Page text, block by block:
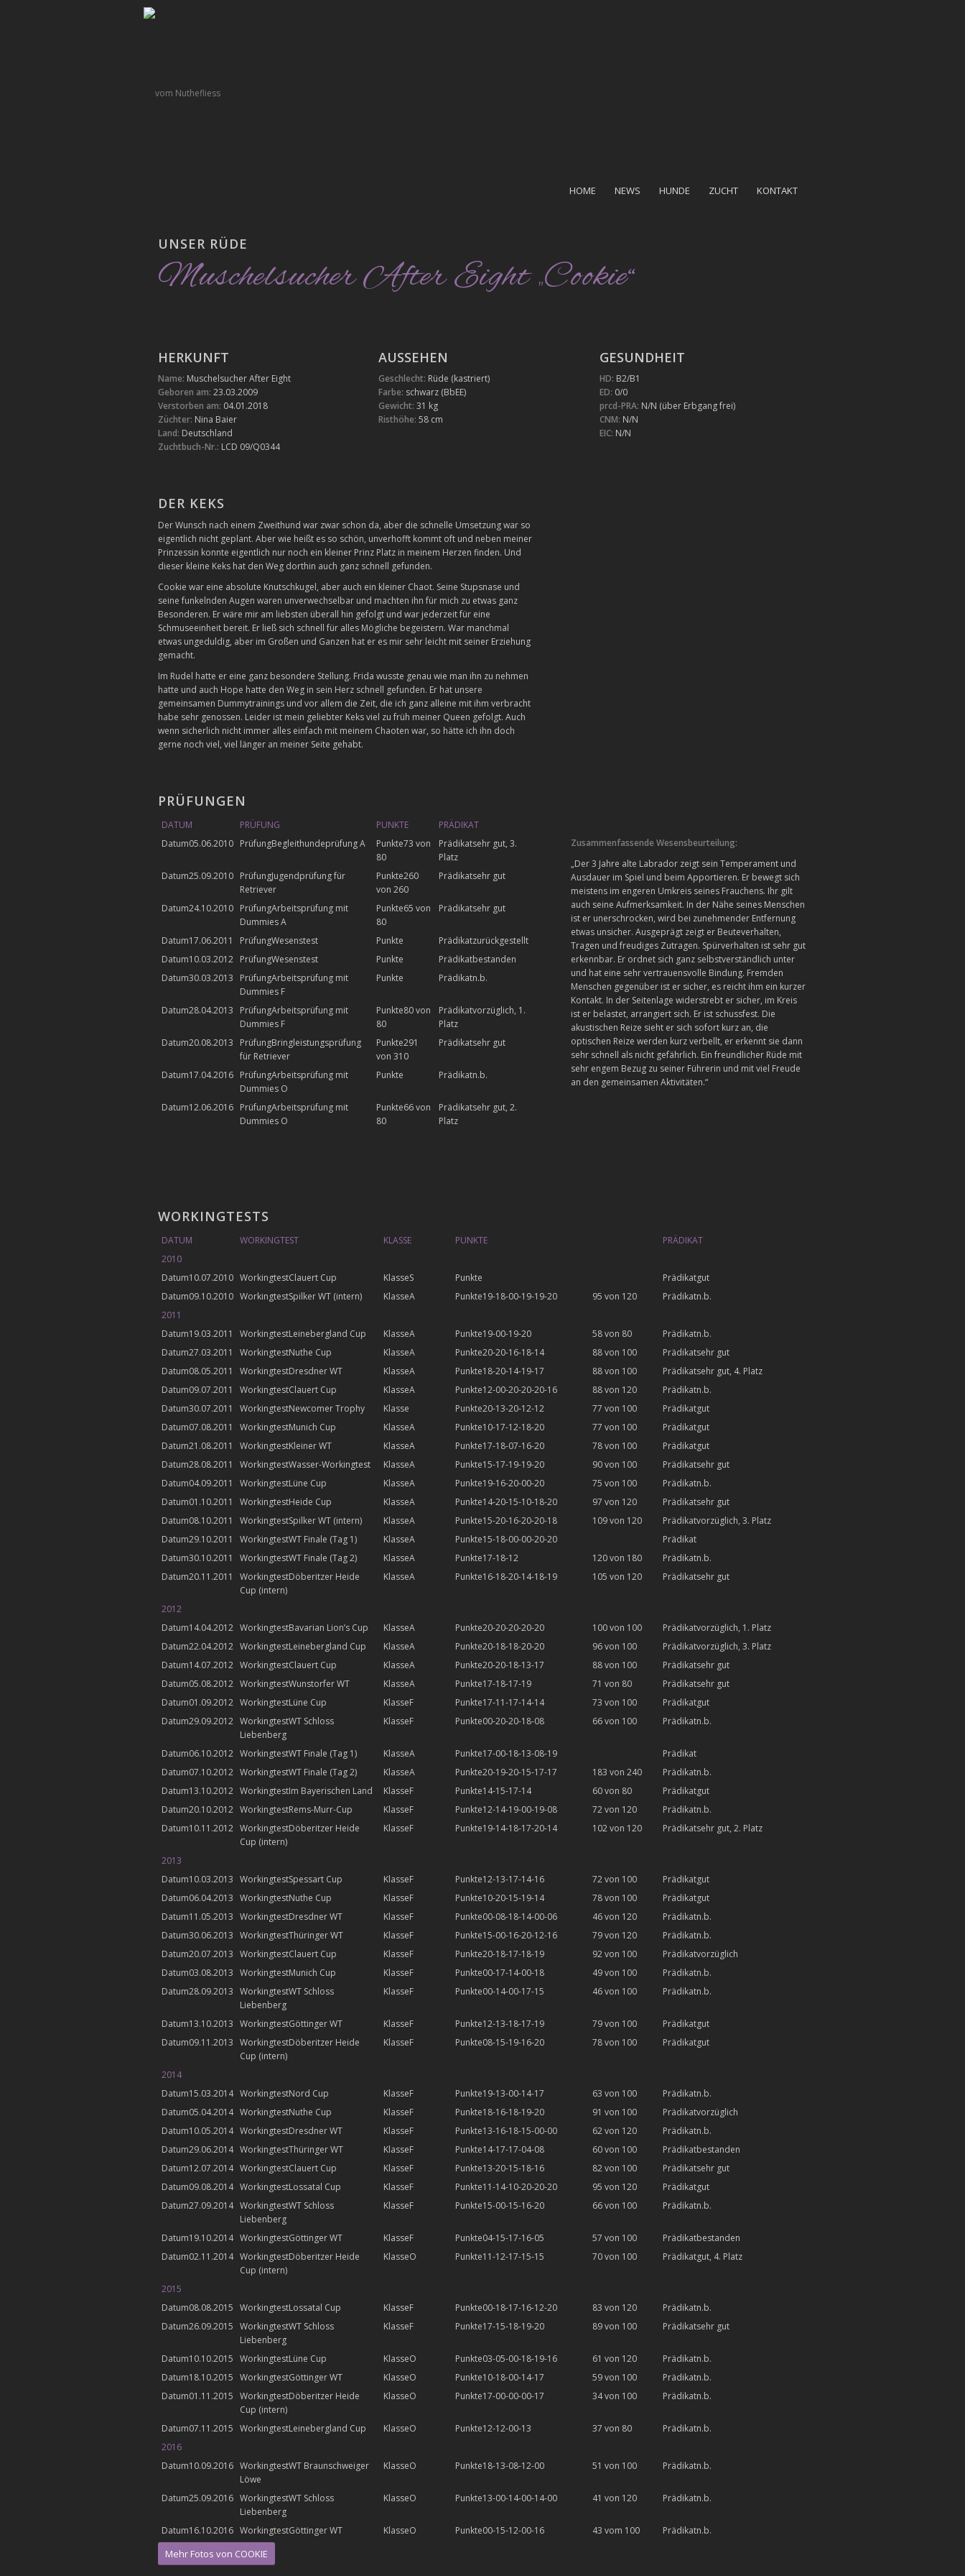
HOME NEWS HUNDE ZUCHT KONTAKT
UNSER RÜDE
Muschelsucher After Eight „Cookie“
HERKUNFT
Name: Muschelsucher After Eight
Geboren am: 23.03.2009
Verstorben am: 04.01.2018
Züchter: Nina Baier
Land: Deutschland
Zuchtbuch-Nr.: LCD 09/Q0344
AUSSEHEN
Geschlecht: Rüde (kastriert)
Farbe: schwarz (BbEE)
Gewicht: 31 kg
Risthöhe: 58 cm
GESUNDHEIT
HD: B2/B1
ED: 0/0
prcd-PRA: N/N (über Erbgang frei)
CNM: N/N
EIC: N/N
DER KEKS
Der Wunsch nach einem Zweithund war zwar schon da, aber die schnelle Umsetzung war so
eigentlich nicht geplant. Aber wie heißt es so schön, unverhofft kommt oft und neben meiner
Prinzessin konnte eigentlich nur noch ein kleiner Prinz Platz in meinem Herzen finden. Und
dieser kleine Keks hat den Weg dorthin auch ganz schnell gefunden.
Cookie war eine absolute Knutschkugel, aber auch ein kleiner Chaot. Seine Stupsnase und
seine funkelnden Augen waren unverwechselbar und machten ihn für mich zu etwas ganz
Besonderen. Er wäre mir am liebsten überall hin gefolgt und war jederzeit für eine
Schmuseeinheit bereit. Er ließ sich schnell für alles Mögliche begeistern. War manchmal
etwas ungeduldig, aber im Großen und Ganzen hat er es mir sehr leicht mit seiner Erziehung
gemacht.
Im Rudel hatte er eine ganz besondere Stellung. Frida wusste genau wie man ihn zu nehmen
hatte und auch Hope hatte den Weg in sein Herz schnell gefunden. Er hat unsere
gemeinsamen Dummytrainings und vor allem die Zeit, die ich ganz alleine mit ihm verbracht
habe sehr genossen. Leider ist mein geliebter Keks viel zu früh meiner Queen gefolgt. Auch
wenn sicherlich nicht immer alles einfach mit meinem Chaoten war, so hätte ich ihn doch
gerne noch viel, viel länger an meiner Seite gehabt.
PRÜFUNGEN
DATUM PRÜFUNG PUNKTE
PRÄDIKAT
05.06.2010
Begleithundeprüfung A
73 von
80
sehr gut, 3.
Platz
25.09.2010
Jugendprüfung für
Retriever
260
von 260
sehr gut
24.10.2010
Arbeitsprüfung mit
Dummies A
65 von
80
sehr gut
17.06.2011 Wesenstest
zurückgestellt
10.03.2012
Wesenstest
bestanden
30.03.2013
Arbeitsprüfung mit
Dummies F
n.b.
28.04.2013
Arbeitsprüfung mit
Dummies F
80 von
80
vorzüglich, 1.
Platz
20.08.2013
Bringleistungsprüfung
für Retriever
291
von 310
sehr gut
17.04.2016
Arbeitsprüfung mit
Dummies O
n.b.
12.06.2016
Arbeitsprüfung mit
Dummies O
66 von
80
sehr gut, 2.
Platz
Zusammenfassende Wesensbeurteilung:
„Der 3 Jahre alte Labrador zeigt sein Temperament und
Ausdauer im Spiel und beim Apportieren. Er bewegt sich
meistens im engeren Umkreis seines Frauchens. Ihr gilt
auch seine Aufmerksamkeit. In der Nähe seines Menschen
ist er unerschrocken, wird bei zunehmender Entfernung
etwas unsicher. Ausgeprägt zeigt er Beuteverhalten,
Tragen und freudiges Zutragen. Spürverhalten ist sehr gut
erkennbar. Er ordnet sich ganz selbstverständlich unter
und hat eine sehr vertrauensvolle Bindung. Fremden
Menschen gegenüber ist er sicher, es reicht ihm ein kurzer
Kontakt. In der Seitenlage widerstrebt er sicher, im Kreis
ist er belastet, arrangiert sich. Er ist schussfest. Die
akustischen Reize sieht er sich sofort kurz an, die
optischen Reize werden kurz verbellt, er erkennt sie dann
sehr schnell als nicht gefährlich. Ein freundlicher Rüde mit
sehr engem Bezug zu seiner Führerin und mit viel Freude
an den gemeinsamen Aktivitäten.“
WORKINGTESTS
DATUM WORKINGTEST KLASSE PUNKTE
PRÄDIKAT
2010
10.07.2010
Clauert Cup S
gut
09.10.2010
Spilker WT (intern) A 19-18-00-19-19-20 95 von 120
n.b.
2011
19.03.2011
Leinebergland Cup A 19-00-19-20 58 von 80
n.b.
27.03.2011
Nuthe Cup A 20-20-16-18-14 88 von 100
sehr gut
08.05.2011
Dresdner WT A 18-20-14-19-17 88 von 100
sehr gut, 4. Platz
09.07.2011
Clauert Cup A 12-00-20-20-20-16 88 von 120
n.b.
30.07.2011
Newcomer Trophy 20-13-20-12-12 77 von 100
gut
07.08.2011
Munich Cup A 10-17-12-18-20 77 von 100
gut
21.08.2011
Kleiner WT A 17-18-07-16-20 78 von 100
gut
28.08.2011
Wasser-Workingtest A 15-17-19-19-20 90 von 100
sehr gut
04.09.2011
Lüne Cup A 19-16-20-00-20 75 von 100
n.b.
01.10.2011
Heide Cup A 14-20-15-10-18-20 97 von 120
sehr gut
08.10.2011
Spilker WT (intern) A 15-20-16-20-20-18 109 von 120
vorzüglich, 3. Platz
29.10.2011
WT Finale (Tag 1) A
15-18-00-00-20-20
30.10.2011
WT Finale (Tag 2) A 17-18-12 120 von 180
n.b.
20.11.2011
Döberitzer Heide
Cup (intern)
A 16-18-20-14-18-19 105 von 120 sehr gut
2012
14.04.2012
Bavarian Lion’s Cup A 20-20-20-20-20 100 von 100
vorzüglich, 1. Platz
22.04.2012
Leinebergland Cup A 20-18-18-20-20 96 von 100
vorzüglich, 3. Platz
14.07.2012
Clauert Cup A 20-20-18-13-17 88 von 100
sehr gut
05.08.2012
Wunstorfer WT A 17-18-17-19 71 von 80
sehr gut
01.09.2012
Lüne Cup F 17-11-17-14-14 73 von 100
gut
29.09.2012
WT Schloss
Liebenberg
F 00-20-20-18-08 66 von 100 n.b.
06.10.2012 WT Finale (Tag 1) A
17-00-18-13-08-19
07.10.2012
WT Finale (Tag 2) A 20-19-20-15-17-17 183 von 240
n.b.
13.10.2012
Im Bayerischen Land F 14-15-17-14 60 von 80
gut
20.10.2012
Rems-Murr-Cup F 12-14-19-00-19-08 72 von 120
n.b.
10.11.2012
Döberitzer Heide
Cup (intern)
F 19-14-18-17-20-14 102 von 120 sehr gut, 2. Platz
2013
10.03.2013
Spessart Cup F 12-13-17-14-16 72 von 100
gut
06.04.2013
Nuthe Cup F 10-20-15-19-14 78 von 100
gut
11.05.2013
Dresdner WT F 00-08-18-14-00-06 46 von 120
n.b.
30.06.2013
Thüringer WT F 15-00-16-20-12-16 79 von 120
n.b.
20.07.2013
Clauert Cup F 20-18-17-18-19 92 von 100
vorzüglich
03.08.2013
Munich Cup F 00-17-14-00-18 49 von 100
n.b.
28.09.2013
WT Schloss
Liebenberg
F 00-14-00-17-15 46 von 100 n.b.
13.10.2013 Göttinger WT F 12-13-18-17-19 79 von 100
gut
09.11.2013
Döberitzer Heide
Cup (intern)
F 08-15-19-16-20 78 von 100 gut
2014
15.03.2014
Nord Cup F 19-13-00-14-17 63 von 100
n.b.
05.04.2014
Nuthe Cup F 18-16-18-19-20 91 von 100
vorzüglich
10.05.2014
Dresdner WT F 13-16-18-15-00-00 62 von 120
n.b.
29.06.2014
Thüringer WT F 14-17-17-04-08 60 von 100
bestanden
12.07.2014
Clauert Cup F 13-20-15-18-16 82 von 100
sehr gut
09.08.2014
Lossatal Cup F 11-14-10-20-20-20 95 von 120
gut
27.09.2014
WT Schloss
Liebenberg
F 15-00-15-16-20 66 von 100 n.b.
19.10.2014 Göttinger WT F 04-15-17-16-05 57 von 100
bestanden
02.11.2014
Döberitzer Heide
Cup (intern)
O 11-12-17-15-15 70 von 100 gut, 4. Platz
2015
08.08.2015
Lossatal Cup F 00-18-17-16-12-20 83 von 120
n.b.
26.09.2015
WT Schloss
Liebenberg
F 17-15-18-19-20 89 von 100 sehr gut
10.10.2015 Lüne Cup O 03-05-00-18-19-16 61 von 120
n.b.
18.10.2015
Göttinger WT O 10-18-00-14-17 59 von 100
n.b.
01.11.2015
Döberitzer Heide
Cup (intern)
O 17-00-00-00-17 34 von 100 n.b.
07.11.2015 Leinebergland Cup O 12-12-00-13 37 von 80
n.b.
2016
10.09.2016
WT Braunschweiger
Löwe
O 18-13-08-12-00 51 von 100 n.b.
25.09.2016
WT Schloss
Liebenberg
O 13-00-14-00-14-00 41 von 120 n.b.
16.10.2016 Göttinger WT O 00-15-12-00-16 43 vom 100 n.b.
Mehr Fotos von COOKIE